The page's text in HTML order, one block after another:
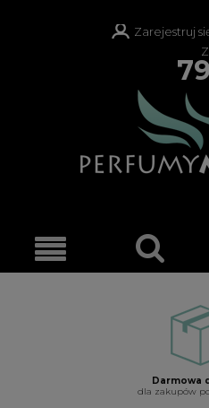
Zarejestruj
Darmowa
dla zakupów